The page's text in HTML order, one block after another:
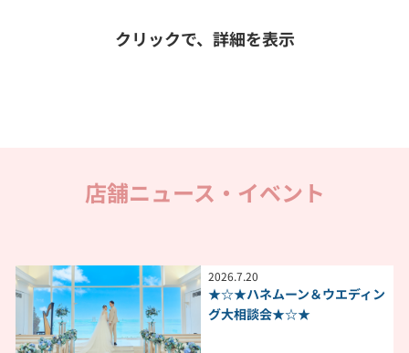
クリックで、詳細を表示
店舗ニュース・イベント
2026.7.20
★☆★ハネムーン＆ウエディン
グ大相談会★☆★